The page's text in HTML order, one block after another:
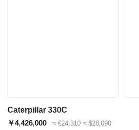
Caterpillar 330C
￥4,426,000
≈ €24,310 ≈ $28,090